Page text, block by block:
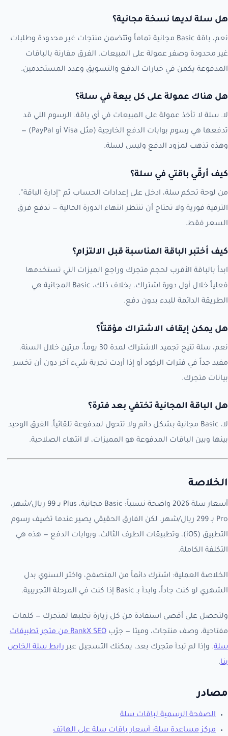
هل سلة لديها نسخة مجانية؟
نعم، باقة Basic مجانية تماماً وتتضمن منتجات غير محدودة وطلبات
غير محدودة وصفر عمولة على المبيعات. الفرق مقارنة بالباقات
المدفوعة يكمن في خيارات الدفع والتسويق وعدد المستخدمين.
هل هناك عمولة على كل بيعة في سلة؟
لا. سلة لا تأخذ عمولة على المبيعات في أي باقة. الرسوم اللي قد
تدفعها هي رسوم بوابات الدفع الخارجية (مثل Visa أو PayPal) —
وهذه تذهب لمزود الدفع وليس لسلة.
كيف أرقّي باقتي في سلة؟
من لوحة تحكم سلة، ادخل على إعدادات الحساب ثم “إدارة الباقة”.
الترقية فورية ولا تحتاج أن تنتظر انتهاء الدورة الحالية — تدفع فرق
السعر فقط.
كيف أختبر الباقة المناسبة قبل الالتزام؟
ابدأ بالباقة الأقرب لحجم متجرك وراجع الميزات التي تستخدمها
فعلياً خلال أول دورة اشتراك. بخلاف ذلك، Basic المجانية هي
الطريقة الدائمة للبدء بدون دفع.
هل يمكن إيقاف الاشتراك مؤقتاً؟
نعم، سلة تتيح تجميد الاشتراك لمدة 30 يوماً، مرتين خلال السنة.
مفيد جداً في فترات الركود أو إذا أردت تجربة شيء آخر دون أن تخسر
بيانات متجرك.
هل الباقة المجانية تختفي بعد فترة؟
لا، Basic مجانية بشكل دائم ولا تتحول لمدفوعة تلقائياً. الفرق الوحيد
بينها وبين الباقات المدفوعة هو المميزات، لا انتهاء الصلاحية.
الخلاصة
أسعار سلة 2026 واضحة نسبياً: Basic مجانية، Plus بـ 99 ريال/شهر،
Pro بـ 299 ريال/شهر. لكن الفارق الحقيقي يصير عندما تضيف رسوم
التطبيق (iOS)، وتطبيقات الطرف الثالث، وبوابات الدفع — هذه هي
التكلفة الكاملة.
الخلاصة العملية: اشترك دائماً من المتصفح، واختر السنوي بدل
الشهري لو كنت جاداً، وابدأ بـ Basic إذا كنت في المرحلة التجريبية.
ولتحصل على أقصى استفادة من كل زيارة تجلبها لمتجرك — كلمات
مفتاحية، وصف منتجات، وميتا — جرّب
RankX SEO من متجر تطبيقات
سلة. وإذا لم تبدأ متجرك بعد، يمكنك التسجيل عبر رابط سلة الخاص
بنا.
مصادر
الصفحة الرسمية لباقات سلة
مركز مساعدة سلة: أسعار باقات سلة على الهاتف